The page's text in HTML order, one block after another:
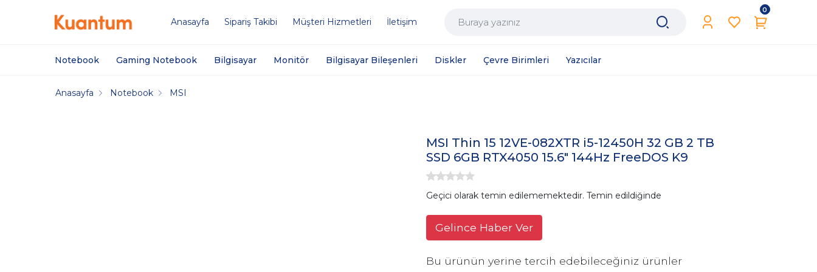
Anasayfa Sipariş Takibi Müşteri Hizmetleri İletişim
0
Notebook Gaming Notebook Bilgisayar Monitör Bilgisayar Bileşenleri Diskler Çevre Birimleri Yazıcılar
Anasayfa Notebook MSI
MSI Thin 15 12VE-082XTR i5-12450H 32 GB 2 TB
SSD 6GB RTX4050 15.6" 144Hz FreeDOS K9
Geçici olarak temin edilememektedir. Temin edildiğinde
Gelince Haber Ver
Bu ürünün yerine tercih edebileceğiniz ürünler